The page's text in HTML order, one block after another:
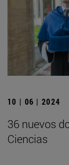
10 | 06 | 2024
36 nuevos
Ciencias